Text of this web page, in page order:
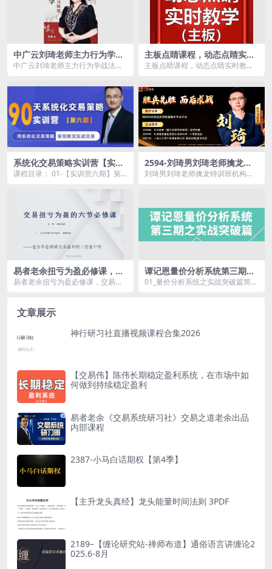
中广云刘琦老师主力行为学战
法资料配套指标主力成本乾坤
中广云刘琦老师主力行为学战法资
主板点睛课程，动态点睛实时
教学
主板点睛课程，动态点睛实时教学
系统化交易策略实训营【实训
营六期】用系统化交易策略掌
课程目录： 01-【实训营六期】第
2594-刘琦男刘琦老师擒龙特
训班机构藏金术公开课
刘琦男刘琦老师擒龙特训班机构藏
易者老余扭亏为盈必修课，交
易扭亏为盈的六节必修课
易者老余扭亏为盈必修课，交易扭
谭记恩量价分析系统第三期之
实战突破篇
01_量价分析系统之实战突破篇简
文章展示
神行研习社直播视频课程合集2026
【交易伟】陈伟长期稳定盈利系统，在市场中如
何做到持续稳定盈利
易者老余《交易系统研习社》交易之道老余出品
内部课程
2387-小马白话期权【第4季】
【主升龙头真经】龙头能量时间法则 3PDF
2189–【缠论研究站-禅师布道】通俗语言讲缠论2
025.6-8月